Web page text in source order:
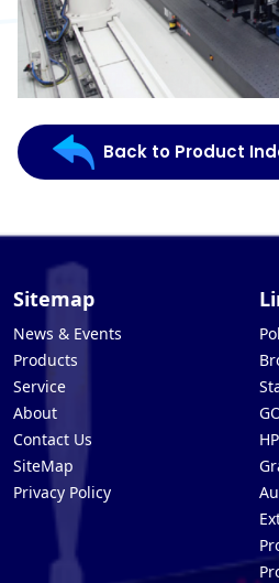
Back to Product
Sitemap
News & Events
Products
Service
About
Contact Us
SiteMap
Privacy Policy